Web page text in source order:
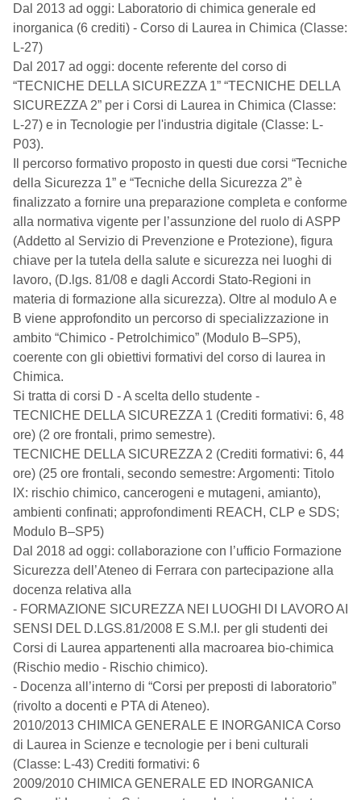
Dal 2013 ad oggi: Laboratorio di chimica generale ed
inorganica (6 crediti) - Corso di Laurea in Chimica (Classe:
L-27)
Dal 2017 ad oggi: docente referente del corso di
“TECNICHE DELLA SICUREZZA 1” “TECNICHE DELLA
SICUREZZA 2” per i Corsi di Laurea in Chimica (Classe:
L-27) e in Tecnologie per l'industria digitale (Classe: L-
P03).
Il percorso formativo proposto in questi due corsi “Tecniche
della Sicurezza 1” e “Tecniche della Sicurezza 2” è
finalizzato a fornire una preparazione completa e conforme
alla normativa vigente per l’assunzione del ruolo di ASPP
(Addetto al Servizio di Prevenzione e Protezione), figura
chiave per la tutela della salute e sicurezza nei luoghi di
lavoro, (D.lgs. 81/08 e dagli Accordi Stato-Regioni in
materia di formazione alla sicurezza). Oltre al modulo A e
B viene approfondito un percorso di specializzazione in
ambito “Chimico - Petrolchimico” (Modulo B–SP5),
coerente con gli obiettivi formativi del corso di laurea in
Chimica.
Si tratta di corsi D - A scelta dello studente -
TECNICHE DELLA SICUREZZA 1 (Crediti formativi: 6, 48
ore) (2 ore frontali, primo semestre).
TECNICHE DELLA SICUREZZA 2 (Crediti formativi: 6, 44
ore) (25 ore frontali, secondo semestre: Argomenti: Titolo
IX: rischio chimico, cancerogeni e mutageni, amianto),
ambienti confinati; approfondimenti REACH, CLP e SDS;
Modulo B–SP5)
Dal 2018 ad oggi: collaborazione con l’ufficio Formazione
Sicurezza dell’Ateneo di Ferrara con partecipazione alla
docenza relativa alla
- FORMAZIONE SICUREZZA NEI LUOGHI DI LAVORO AI
SENSI DEL D.LGS.81/2008 E S.M.I. per gli studenti dei
Corsi di Laurea appartenenti alla macroarea bio-chimica
(Rischio medio - Rischio chimico).
- Docenza all’interno di “Corsi per preposti di laboratorio”
(rivolto a docenti e PTA di Ateneo).
2010/2013 CHIMICA GENERALE E INORGANICA Corso
di Laurea in Scienze e tecnologie per i beni culturali
(Classe: L-43) Crediti formativi: 6
2009/2010 CHIMICA GENERALE ED INORGANICA